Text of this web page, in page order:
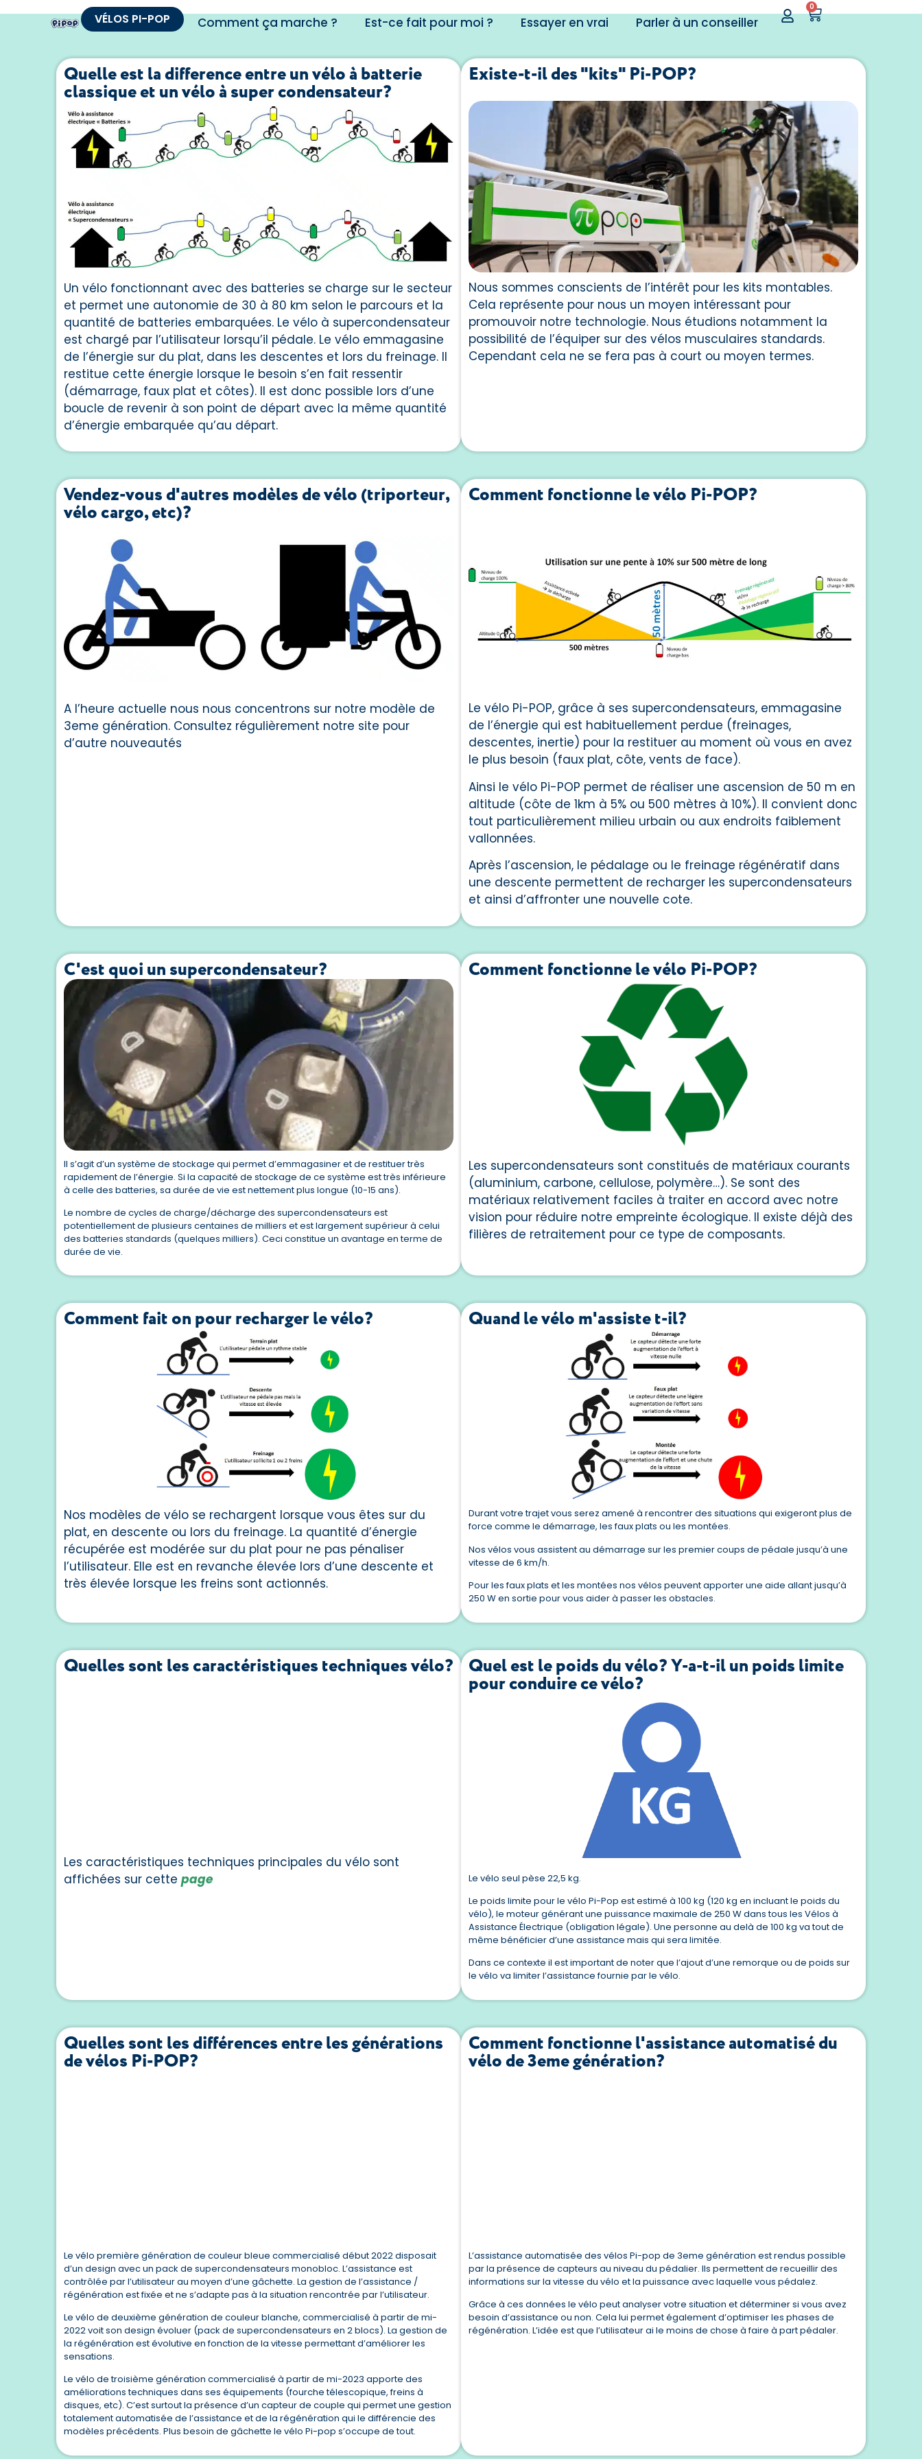
VÉLOS PI-POP Comment ça marche ? Est-ce fait pour moi ? Essayer en vrai Parler à un conseiller
0
Quelle est la difference entre un vélo à batterie
classique et un vélo à super condensateur?
Un vélo fonctionnant avec des batteries se charge sur le secteur
et permet une autonomie de 30 à 80 km selon le parcours et la
quantité de batteries embarquées. Le vélo à supercondensateur
est chargé par l’utilisateur lorsqu’il pédale. Le vélo emmagasine
de l’énergie sur du plat, dans les descentes et lors du freinage. Il
restitue cette énergie lorsque le besoin s’en fait ressentir
(démarrage, faux plat et côtes). Il est donc possible lors d’une
boucle de revenir à son point de départ avec la même quantité
d’énergie embarquée qu’au départ.
Existe-t-il des "kits" Pi-POP?
Nous sommes conscients de l’intérêt pour les kits montables.
Cela représente pour nous un moyen intéressant pour
promouvoir notre technologie. Nous étudions notamment la
possibilité de l’équiper sur des vélos musculaires standards.
Cependant cela ne se fera pas à court ou moyen termes.
Vendez-vous d'autres modèles de vélo (triporteur,
vélo cargo, etc)?
A l’heure actuelle nous nous concentrons sur notre modèle de
3eme génération. Consultez régulièrement notre site pour
d’autre nouveautés
Comment fonctionne le vélo Pi-POP?
Le vélo Pi-POP, grâce à ses supercondensateurs, emmagasine
de l’énergie qui est habituellement perdue (freinages,
descentes, inertie) pour la restituer au moment où vous en avez
le plus besoin (faux plat, côte, vents de face).
Ainsi le vélo Pi-POP permet de réaliser une ascension de 50 m en
altitude (côte de 1km à 5% ou 500 mètres à 10%). Il convient donc
tout particulièrement milieu urbain ou aux endroits faiblement
vallonnées.
Après l’ascension, le pédalage ou le freinage régénératif dans
une descente permettent de recharger les supercondensateurs
et ainsi d’affronter une nouvelle cote.
C'est quoi un supercondensateur?
Il s’agit d’un système de stockage qui permet d’emmagasiner et de restituer très
rapidement de l’énergie. Si la capacité de stockage de ce système est très inférieure
à celle des batteries, sa durée de vie est nettement plus longue (10-15 ans).
Le nombre de cycles de charge/décharge des supercondensateurs est
potentiellement de plusieurs centaines de milliers et est largement supérieur à celui
des batteries standards (quelques milliers). Ceci constitue un avantage en terme de
durée de vie.
Comment fonctionne le vélo Pi-POP?
Les supercondensateurs sont constitués de matériaux courants
(aluminium, carbone, cellulose, polymère…). Se sont des
matériaux relativement faciles à traiter en accord avec notre
vision pour réduire notre empreinte écologique. Il existe déjà des
filières de retraitement pour ce type de composants.
Comment fait on pour recharger le vélo?
Nos modèles de vélo se rechargent lorsque vous êtes sur du
plat, en descente ou lors du freinage. La quantité d’énergie
récupérée est modérée sur du plat pour ne pas pénaliser
l’utilisateur. Elle est en revanche élevée lors d’une descente et
très élevée lorsque les freins sont actionnés.
Quand le vélo m'assiste t-il?
Durant votre trajet vous serez amené à rencontrer des situations qui exigeront plus de
force comme le démarrage, les faux plats ou les montées.
Nos vélos vous assistent au démarrage sur les premier coups de pédale jusqu’à une
vitesse de 6 km/h.
Pour les faux plats et les montées nos vélos peuvent apporter une aide allant jusqu’à
250 W en sortie pour vous aider à passer les obstacles.
Quelles sont les caractéristiques techniques vélo?
Les caractéristiques techniques principales du vélo sont
affichées sur cette page
Quel est le poids du vélo? Y-a-t-il un poids limite
pour conduire ce vélo?
Le vélo seul pèse 22,5 kg.
Le poids limite pour le vélo Pi-Pop est estimé à 100 kg (120 kg en incluant le poids du
vélo), le moteur générant une puissance maximale de 250 W dans tous les Vélos à
Assistance Électrique (obligation légale). Une personne au delà de 100 kg va tout de
même bénéficier d’une assistance mais qui sera limitée.
Dans ce contexte il est important de noter que l’ajout d’une remorque ou de poids sur
le vélo va limiter l’assistance fournie par le vélo.
Quelles sont les différences entre les générations
de vélos Pi-POP?
Le vélo première génération de couleur bleue commercialisé début 2022 disposait
d’un design avec un pack de supercondensateurs monobloc. L’assistance est
contrôlée par l’utilisateur au moyen d’une gâchette. La gestion de l’assistance /
régénération est fixée et ne s’adapte pas à la situation rencontrée par l’utilisateur.
Le vélo de deuxième génération de couleur blanche, commercialisé à partir de mi-
2022 voit son design évoluer (pack de supercondensateurs en 2 blocs). La gestion de
la régénération est évolutive en fonction de la vitesse permettant d’améliorer les
sensations.
Le vélo de troisième génération commercialisé à partir de mi-2023 apporte des
améliorations techniques dans ses équipements (fourche télescopique, freins à
disques, etc). C’est surtout la présence d’un capteur de couple qui permet une gestion
totalement automatisée de l’assistance et de la régénération qui le différencie des
modèles précédents. Plus besoin de gâchette le vélo Pi-pop s’occupe de tout.
Comment fonctionne l'assistance automatisé du
vélo de 3eme génération?
L’assistance automatisée des vélos Pi-pop de 3eme génération est rendus possible
par la présence de capteurs au niveau du pédalier. Ils permettent de recueillir des
informations sur la vitesse du vélo et la puissance avec laquelle vous pédalez.
Grâce à ces données le vélo peut analyser votre situation et déterminer si vous avez
besoin d’assistance ou non. Cela lui permet également d’optimiser les phases de
régénération. L’idée est que l’utilisateur ai le moins de chose à faire à part pédaler.